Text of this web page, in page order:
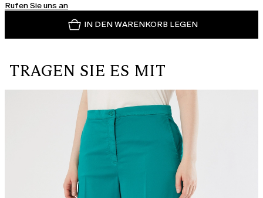
Rufen Sie uns an
IN DEN WARENKORB LEGEN
TRAGEN SIE ES MIT